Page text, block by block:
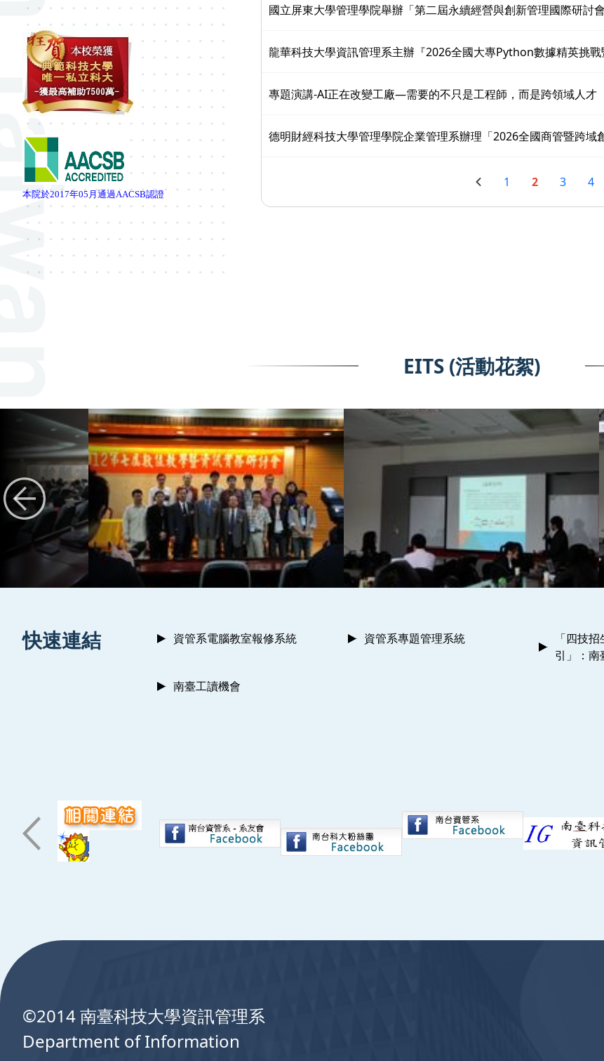
本院於2017年05 月通過AACSB認證
國立屏東大學管理學院舉辦「第二屆永續經營與創新管理國際研討
龍華科技大學資訊管理系主辦『2026全國大專Python數據精英挑戰
專題演講-AI正在改變工廠—需要的不只是工程師，而是跨領域人才
德明財經科技大學管理學院企業管理系辦理「2026全國商管暨跨域
1 2 3 4
EITS (活動花絮)
快速連結 資管系電腦教室報修系統 資管系專題管理系統
「四技
引」：南
南臺工讀機會
©2014 南臺科技大學資訊管理系
Department of Information